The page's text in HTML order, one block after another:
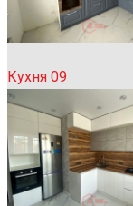
Кухня 09